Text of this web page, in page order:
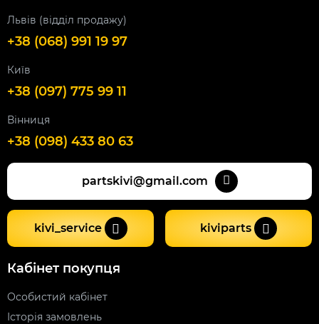
Львів (відділ продажу)
+38 (068) 991 19 97
Київ
+38 (097) 775 99 11
Вінниця
+38 (098) 433 80 63
partskivi@gmail.com
kivi_service kiviparts
Кабінет покупця
Особистий кабінет
Історія замовлень